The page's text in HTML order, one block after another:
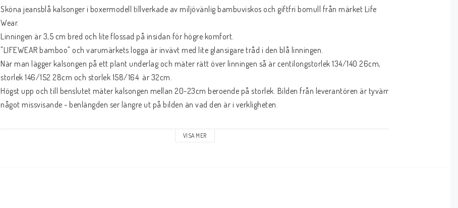
Sköna jeansblå kalsonger i boxermodell tillverkade av miljövänlig bambuviskos och giftfri bomull från märket Life
Wear.
Linningen är 3,5 cm bred och lite flossad på insidan för högre komfort.
"LIFEWEAR bamboo" och varumärkets logga är invävt med lite glansigare tråd i den blå linningen.
När man lägger kalsongen på ett plant underlag och mäter rätt över linningen så är centilongstorlek 134/140 26cm,
storlek 146/152 28cm och storlek 158/164  är 32cm.
Högst upp och till benslutet mäter kalsongen mellan 20-23cm beroende på storlek. Bilden från leverantören är tyvärr
något missvisande - benlängden ser längre ut på bilden än vad den är i verkligheten.
Material :
VISA MER